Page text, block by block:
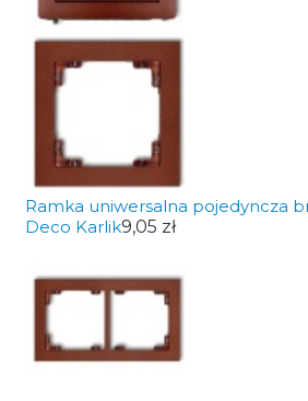
Ramka uniwersalna pojedyncza
Deco Karlik9,05 zł